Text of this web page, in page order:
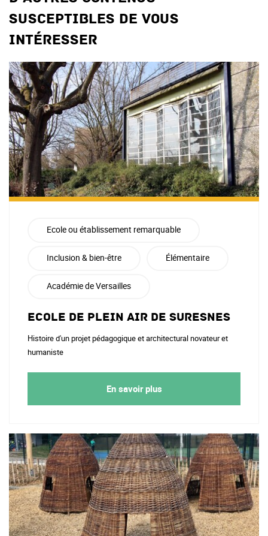
susceptibles de vous
intéresser
Ecole ou établissement remarquable
Inclusion & bien-être Élémentaire
Académie de Versailles
Ecole de plein air de Suresnes
Histoire d'un projet pédagogique et architectural novateur et
humaniste
En savoir plus